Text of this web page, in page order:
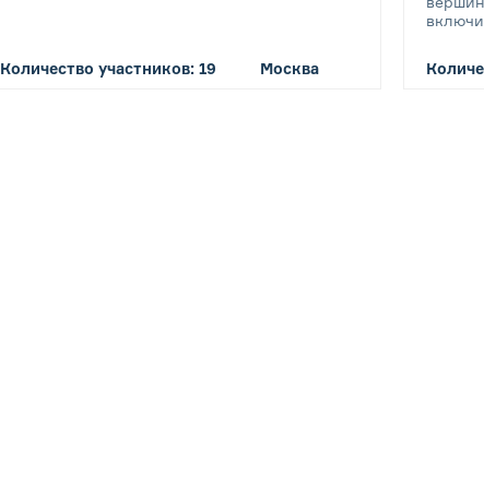
Количество участников: 19 Москва